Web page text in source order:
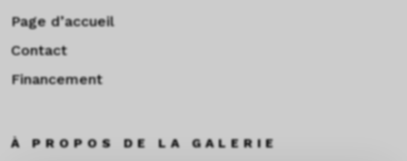
Page d’accueil
Contact
Financement
À PROPOS DE LA GALERIE